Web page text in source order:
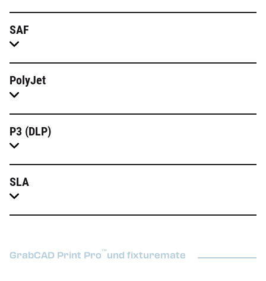
SAF
PolyJet
P3 (DLP)
SLA
GrabCAD Print Pro™und fixturemate